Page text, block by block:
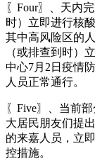
〖Four〗、天内
时）立即进行核
其中高风险区的
（或排查到时）
中心7月2日疫情
人员正常通行。
〖Five〗、当前
大居民朋友们提
的来嘉人员，立
控措施。